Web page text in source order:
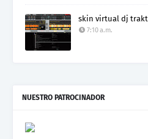
skin virtual dj
7:10 a.m.
NUESTRO PATROCINADOR